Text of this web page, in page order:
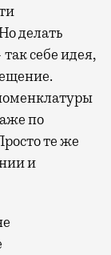
делать
себе идея,
по
те же
и